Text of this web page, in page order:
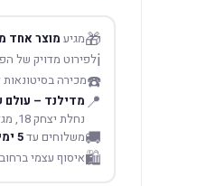
🎁מגיע מוצר אחד
ℹ️לפירוט מדויק של
☎️מכירה
📍 מדילנד – עולם
נחלת יצחק 18, מגדלי תל אביב
🚚משלוחים עד5 ימי עסקים
🛍️איסוף עצמי ברחוב